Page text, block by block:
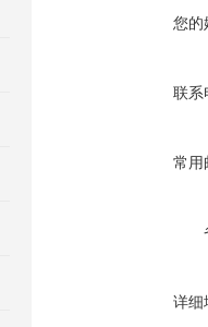
您的
联系
常用
详细